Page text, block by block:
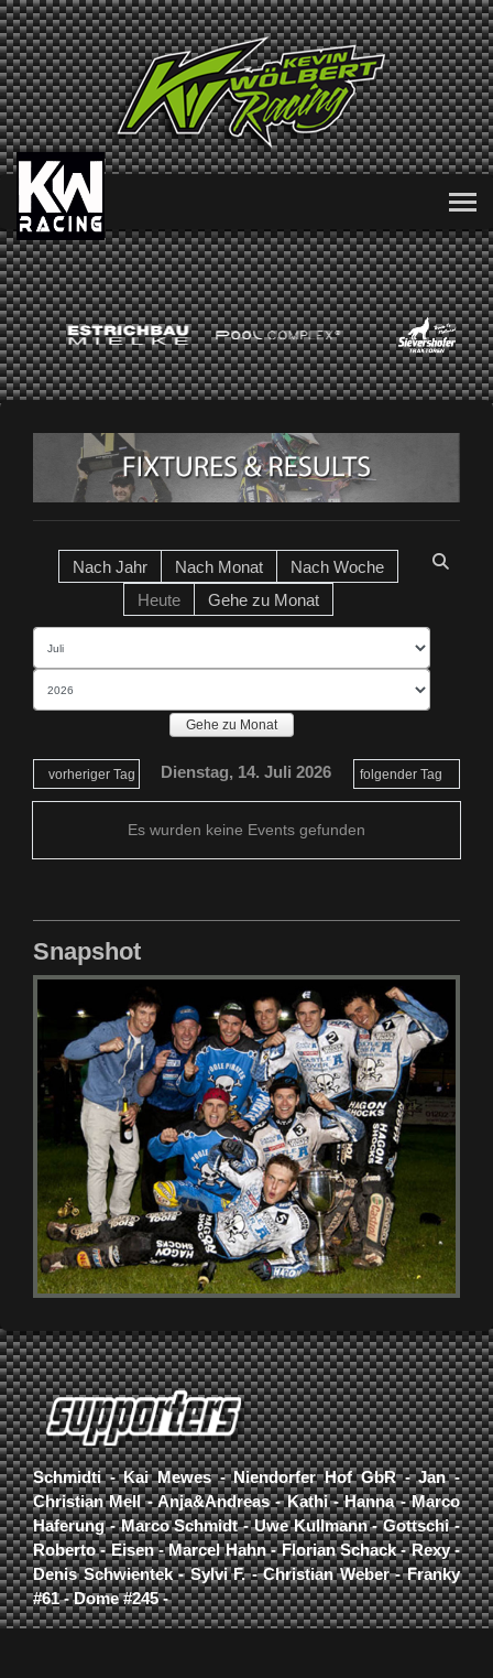
Nach Jahr Nach Monat
Nach Woche
Heute
Gehe zu Monat
Gehe zu Monat
vorheriger Tag Dienstag, 14. Juli 2026 folgender Tag
Es wurden keine Events gefunden
Snapshot
Schmidti - Kai Mewes - Niendorfer Hof GbR - Jan -
Christian Mell - Anja&Andreas - Kathi - Hanna - Marco
Haferung - Marco Schmidt - Uwe Kullmann - Gottschi -
Roberto - Eisen - Marcel Hahn - Florian Schack - Rexy -
Denis Schwientek - Sylvi F. - Christian Weber - Franky
#61 - Dome #245 -